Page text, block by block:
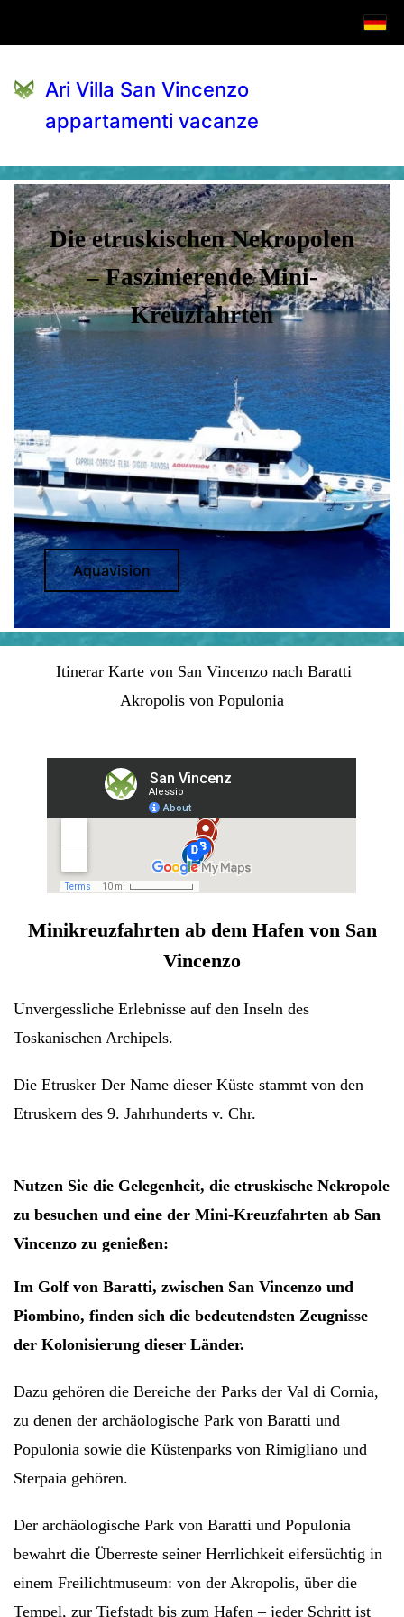
Ari Villa San Vincenzo
appartamenti vacanze
Die etruskischen Nekropolen
– Faszinierende Mini-
Kreuzfahrten
Aquavision
Itinerar Karte von San Vincenzo nach Baratti
Akropolis von Populonia
Minikreuzfahrten ab dem Hafen von San
Vincenzo
Unvergessliche Erlebnisse auf den Inseln des
Toskanischen Archipels.
Die Etrusker Der Name dieser Küste stammt von den
Etruskern des 9. Jahrhunderts v. Chr.
Nutzen Sie die Gelegenheit, die etruskische Nekropole
zu besuchen und eine der Mini-Kreuzfahrten ab San
Vincenzo zu genießen:
Im Golf von Baratti, zwischen San Vincenzo und
Piombino, finden sich die bedeutendsten Zeugnisse
der Kolonisierung dieser Länder.
Dazu gehören die Bereiche der Parks der Val di Cornia,
zu denen der archäologische Park von Baratti und
Populonia sowie die Küstenparks von Rimigliano und
Sterpaia gehören.
Der archäologische Park von Baratti und Populonia
bewahrt die Überreste seiner Herrlichkeit eifersüchtig in
einem Freilichtmuseum: von der Akropolis, über die
Tempel, zur Tiefstadt bis zum Hafen – jeder Schritt ist